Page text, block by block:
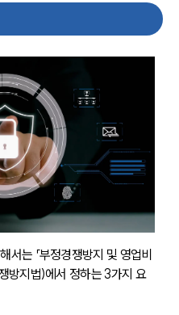
서는 「부정경쟁방지 및 영업비
방지법)에서 정하는 3가지 요